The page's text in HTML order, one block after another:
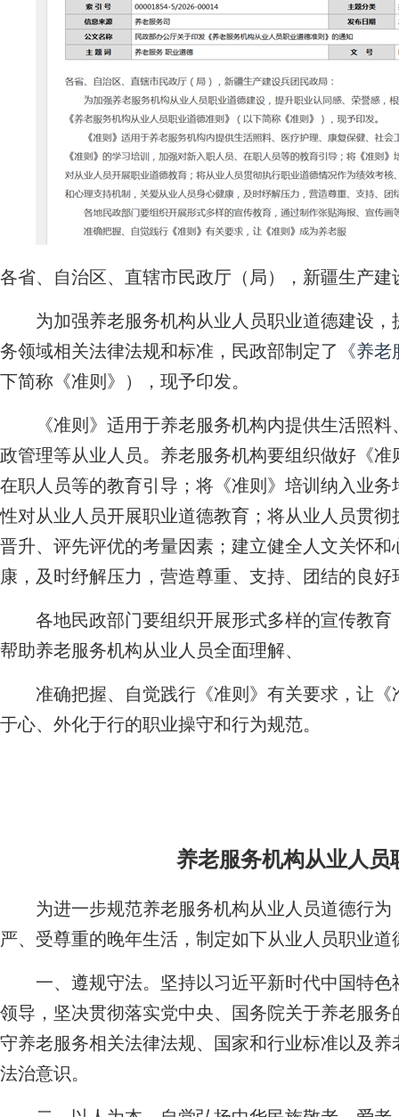
各省、自治区、直辖市民政厅（局），新疆生产建
为加强养老服务机构从业人员职业道德建设，
务领域相关法律法规和标准，民政部制定了
《养
下简称《准则》），现予印发。
《准则》适用于养老服务机构内提供生活照料
政管理等从业人员。养老服务机构要组织做好《
在职人员等的教育引导；将《准则》培训纳入业
性对从业人员开展职业道德教育；将从业人员贯
晋升、评先评优的考量因素；建立健全人文关怀
康，及时纾解压力，营造尊重、支持、团结的良好
各地民政部门要组织开展形式多样的宣传教育
帮助养老服务机构从业人员全面理解、
准确把握、自觉践行《准则》有关要求，让《
于心、外化于行的职业操守和行为规范。
养老服务机构从业人员
为进一步规范养老服务机构从业人员道德行为
严、受尊重的晚年生活，制定如下从业人员职业道
一、遵规守法。坚持以习近平新时代中国特色
领导，坚决贯彻落实党中央、国务院关于养老服
守养老服务相关法律法规、国家和行业标准以及
法治意识。